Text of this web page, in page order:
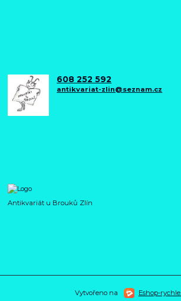
608 252 592
antikvariat-zlin@seznam.cz
Antikvariát u Brouků Zlín
Vytvořeno na Eshop-